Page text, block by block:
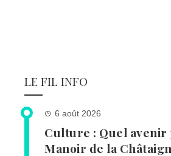
LE FIL INFO
6 août 2026
Culture : Quel avenir
Manoir de la